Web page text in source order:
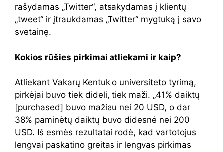
rašydamas „Twitter“, atsakydamas į klientų
„tweet“ ir įtraukdamas „Twitter“ mygtuką į savo
svetainę.
Kokios rūšies pirkimai atliekami ir kaip?
Atliekant Vakarų Kentukio universiteto tyrimą,
pirkėjai buvo tiek dideli, tiek maži. „41% daiktų
[purchased] buvo mažiau nei 20 USD, o dar
38% paminėtų daiktų buvo didesnė nei 200
USD. Iš esmės rezultatai rodė, kad vartotojus
lengvai paskatino greitas ir lengvas pirkimas